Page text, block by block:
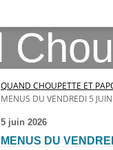
QUAND CHOUPETTE ET
MENUS DU VENDREDI 5
5 juin 2026
MENUS DU